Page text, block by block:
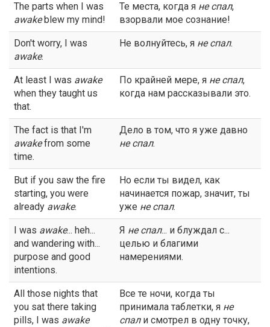
The parts when I was
awakeblew my mind!
Те места, когда я не спал,
взорвали мое сознание!
Don't worry, I was
awake.
Не волнуйтесь, я не спал.
At least I was awake
when they taught us
that.
По крайней мере, я не спал,
когда нам рассказывали это.
The fact is that I'm
awakefrom some
time.
Дело в том, что я уже давно
не спал.
But if you saw the fire
starting, you were
already awake.
Но если ты видел, как
начинается пожар, значит, ты
уже не спал.
I was awake... heh...
and wandering with...
purpose and good
intentions.
Я не спал... и блуждал с...
целью и благими
намерениями.
All those nights that
you sat there taking
pills, I was awake
Все те ночи, когда ты
принимала таблетки, я не
спали смотрел в одну точку,